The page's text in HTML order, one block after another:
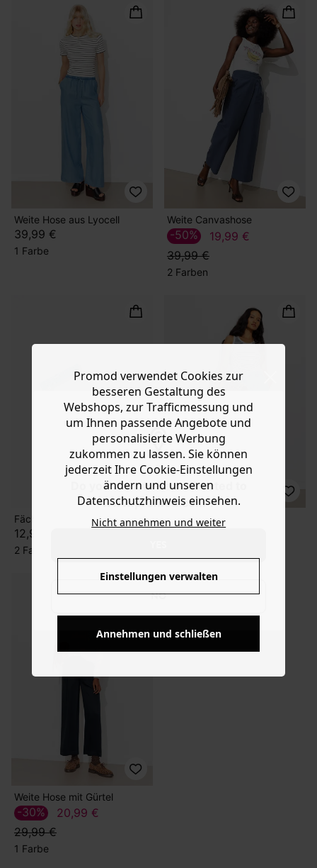
Do you want to be redirected to
www.promod.com ?
NO
Weite Hose aus Lyocell
39,99 €
1 Farbe
Weite Canvashose
19,99 €
39,99 €
-50%
2 Farben
Fächer mit Paisleymuster
12,99 €
2 Farben
Leichte weite Jeans
Weite Hose mit Gürtel
20,99 €
29,99 €
-30%
1 Farbe
Promod verwendet Cookies zur
besseren Gestaltung des
Webshops, zur Trafficmessung und
um Ihnen passende Angebote und
personalisierte Werbung
zukommen zu lassen. Sie können
jederzeit Ihre Cookie-Einstellungen
ändern und unseren
Datenschutzhinweis einsehen.
Nicht annehmen und weiter
Einstellungen verwalten
Annehmen und schließen